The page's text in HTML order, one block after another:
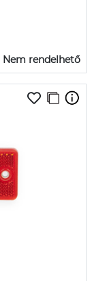
Nem rendelhető